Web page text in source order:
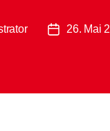
26. Mai